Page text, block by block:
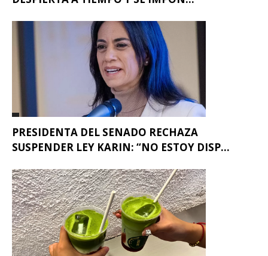
PRESIDENTA DEL SENADO RECHAZA
SUSPENDER LEY KARIN: “NO ESTOY DISP...